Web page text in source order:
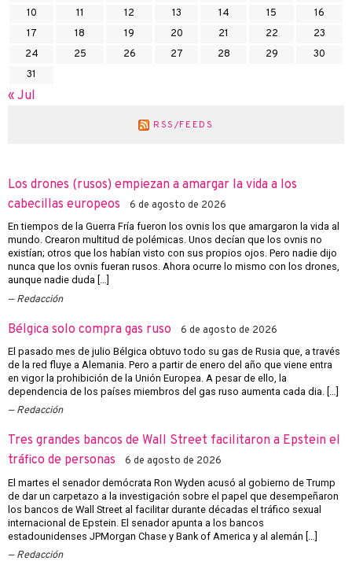
10
11 12 13 14 15
16
17
18 19 20 21 22
23
24
25 26 27 28 29
30
31
« Jul
RSS/FEEDS
Los drones (rusos) empiezan a amargar la vida a los
cabecillas europeos
6 de agosto de 2026
En tiempos de la Guerra Fría fueron los ovnis los que amargaron la vida al
mundo. Crearon multitud de polémicas. Unos decían que los ovnis no
existían; otros que los habían visto con sus propios ojos. Pero nadie dijo
nunca que los ovnis fueran rusos. Ahora ocurre lo mismo con los drones,
aunque nadie duda […]
Redacción
Bélgica solo compra gas ruso 6 de agosto de 2026
El pasado mes de julio Bélgica obtuvo todo su gas de Rusia que, a través
de la red fluye a Alemania. Pero a partir de enero del año que viene entra
en vigor la prohibición de la Unión Europea. A pesar de ello, la
dependencia de los países miembros del gas ruso aumenta cada dia. […]
Redacción
Tres grandes bancos de Wall Street facilitaron a Epstein el
tráfico de personas
6 de agosto de 2026
El martes el senador demócrata Ron Wyden acusó al gobierno de Trump
de dar un carpetazo a la investigación sobre el papel que desempeñaron
los bancos de Wall Street al facilitar durante décadas el tráfico sexual
internacional de Epstein. El senador apunta a los bancos
estadounidenses JPMorgan Chase y Bank of America y al alemán […]
Redacción